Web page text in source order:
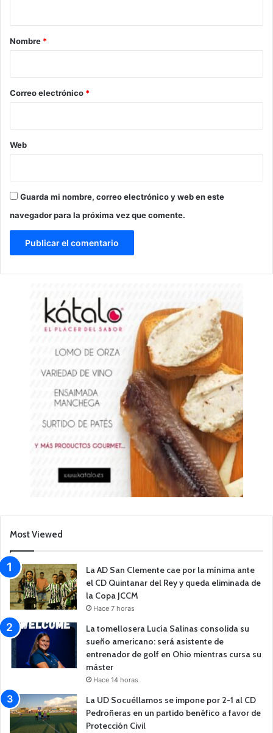
r
*
Nombre *
Correo electrónico *
Web
Guarda mi nombre, correo electrónico y web en este
navegador para la próxima vez que comente.
Most Viewed
La AD San Clemente cae por la mínima ante
el CD Quintanar del Rey y queda eliminada de
la Copa JCCM
Hace 7 horas
La tomellosera Lucía Salinas consolida su
sueño americano: será asistente de
entrenador de golf en Ohio mientras cursa su
máster
Hace 14 horas
La UD Socuéllamos se impone por 2-1 al CD
Pedroñeras en un partido benéfico a favor de
Protección Civil